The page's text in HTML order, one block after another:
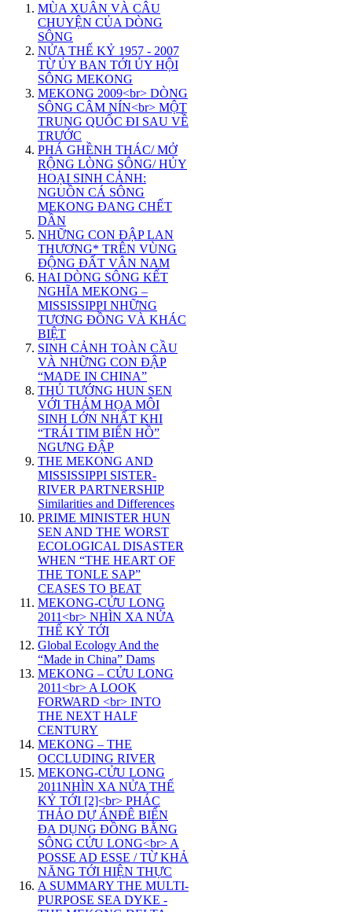
MÙA XUÂN VÀ CÂU
CHUYỆN CỦA DÒNG
SÔNG
NỬA THẾ KỶ 1957 - 2007
TỪ ỦY BAN TỚI ỦY HỘI
SÔNG MEKONG
MEKONG 2009<br> DÒNG
SÔNG CÂM NÍN<br> MỘT
TRUNG QUỐC ĐI SAU VỀ
TRƯỚC
PHÁ GHỀNH THÁC/ MỞ
RỘNG LÒNG SÔNG/ HỦY
HOẠI SINH CẢNH:
NGUỒN CÁ SÔNG
MEKONG ĐANG CHẾT
DẦN
NHỮNG CON ĐẬP LAN
THƯƠNG* TRÊN VÙNG
ĐỘNG ĐẤT VÂN NAM
HAI DÒNG SÔNG KẾT
NGHĨA MEKONG –
MISSISSIPPI NHỮNG
TƯƠNG ĐỒNG VÀ KHÁC
BIỆT
SINH CẢNH TOÀN CẦU
VÀ NHỮNG CON ĐẬP
“MADE IN CHINA”
THỦ TƯỚNG HUN SEN
VỚI THẢM HỌA MÔI
SINH LỚN NHẤT KHI
“TRÁI TIM BIỂN HỒ”
NGƯNG ĐẬP
THE MEKONG AND
MISSISSIPPI SISTER-
RIVER PARTNERSHIP
Similarities and Differences
PRIME MINISTER HUN
SEN AND THE WORST
ECOLOGICAL DISASTER
WHEN “THE HEART OF
THE TONLE SAP”
CEASES TO BEAT
MEKONG-CỬU LONG
2011<br> NHÌN XA NỬA
THẾ KỶ TỚI
Global Ecology And the
“Made in China” Dams
MEKONG – CỬU LONG
2011<br> A LOOK
FORWARD <br> INTO
THE NEXT HALF
CENTURY
MEKONG – THE
OCCLUDING RIVER
MEKONG-CỬU LONG
2011NHÌN XA NỬA THẾ
KỶ TỚI [2]<br> PHÁC
THẢO DỰ ÁNĐÊ BIỂN
ĐA DỤNG ĐỒNG BẰNG
SÔNG CỬU LONG<br> A
POSSE AD ESSE / TỪ KHẢ
NĂNG TỚI HIỆN THỰC
A SUMMARY THE MULTI-
PURPOSE SEA DYKE -